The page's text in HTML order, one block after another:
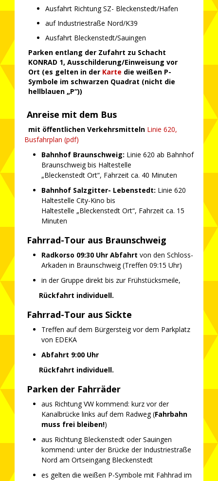
Ausfahrt Richtung SZ- Bleckenstedt/Hafen
auf Industriestraße Nord/K39
Ausfahrt Bleckenstedt/Sauingen
Parken entlang der Zufahrt zu Schacht
KONRAD 1, Ausschilderung/Einweisung vor
Ort (es gelten in der Karte die weißen P-
Symbole im schwarzen Quadrat (nicht die
hellblauen „P“))
Anreise mit dem Bus
mit öffentlichen Verkehrsmitteln Linie 620,
Busfahrplan (pdf)
Bahnhof Braunschweig: Linie 620 ab Bahnhof
Braunschweig bis Haltestelle
„Bleckenstedt Ort“, Fahrzeit ca. 40 Minuten
Bahnhof Salzgitter- Lebenstedt: Linie 620
Haltestelle City-Kino bis
Haltestelle „Bleckenstedt Ort“, Fahrzeit ca. 15
Minuten
Fahrrad-Tour aus Braunschweig
Radkorso 09:30 Uhr Abfahrt von den Schloss-
Arkaden in Braunschweig (Treffen 09:15 Uhr)
in der Gruppe direkt bis zur Frühstücksmeile,
Rückfahrt individuell.
Fahrrad-Tour aus Sickte
Treffen auf dem Bürgersteig vor dem Parkplatz
von EDEKA
Abfahrt 9:00 Uhr
Rückfahrt individuell.
Parken der Fahrräder
aus Richtung VW kommend: kurz vor der
Kanalbrücke links auf dem Radweg (Fahrbahn
muss frei bleiben!)
aus Richtung Bleckenstedt oder Sauingen
kommend: unter der Brücke der Industriestraße
Nord am Ortseingang Bleckenstedt
es gelten die weißen P-Symbole mit Fahhrad im